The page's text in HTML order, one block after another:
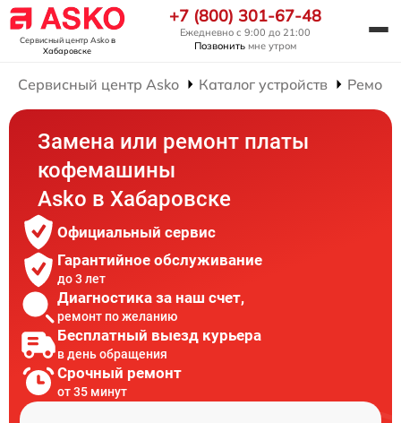
Сервисный центр Askoв
Хабаровске
+7 (800) 301-67-48
Ежедневно с 9:00 до 21:00
Позвонить мне утром
Сервисный центр Asko Каталог устройств
Замена или ремонт платы
кофемашины
Asko в Хабаровске
Официальный сервис
Гарантийное обслуживание
до 3 лет
Диагностика за наш счет,
ремонт по желанию
Бесплатный выезд курьера
в день обращения
Срочный ремонт
от 35 минут